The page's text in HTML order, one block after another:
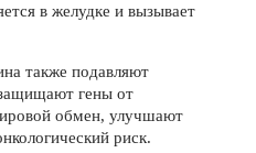
в желудке и вызывает
также подавляют
гены от
обмен, улучшают
риск.